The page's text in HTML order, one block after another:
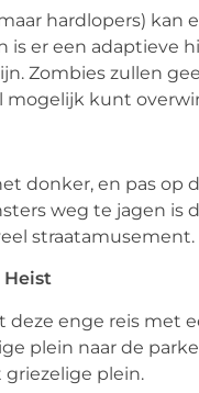
hardlopers)
er een adaptieve
Zombies zullen
mogelijk kunt
donker, en pas op
weg te jagen is
straatamusement.
Heist
enge reis met
plein naar de
plein.